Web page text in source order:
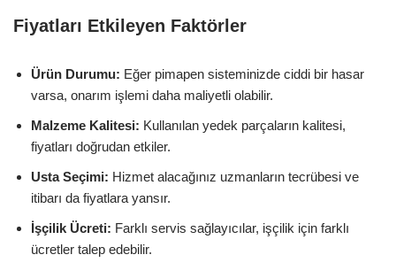
Fiyatları Etkileyen Faktörler
Ürün Durumu: Eğer pimapen sisteminizde ciddi bir hasar
varsa, onarım işlemi daha maliyetli olabilir.
Malzeme Kalitesi: Kullanılan yedek parçaların kalitesi,
fiyatları doğrudan etkiler.
Usta Seçimi: Hizmet alacağınız uzmanların tecrübesi ve
itibarı da fiyatlara yansır.
İşçilik Ücreti: Farklı servis sağlayıcılar, işçilik için farklı
ücretler talep edebilir.